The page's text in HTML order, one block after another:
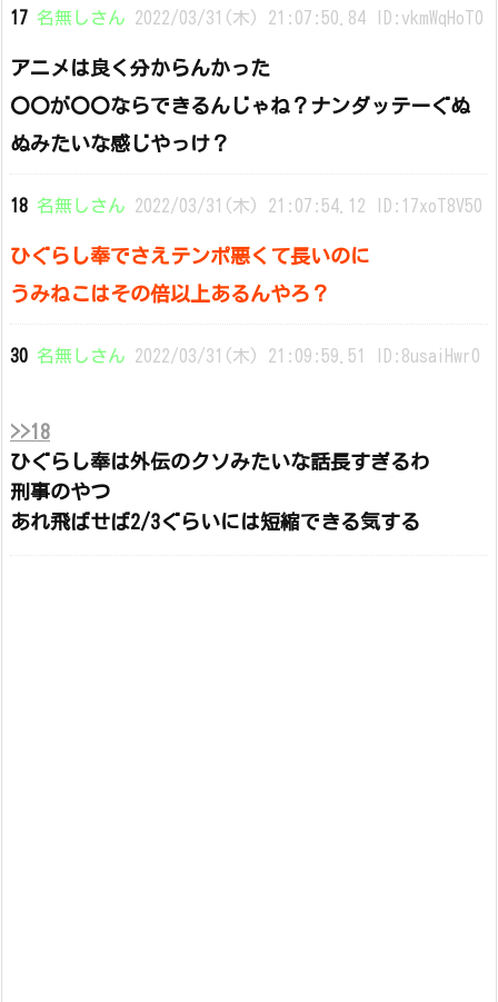
17 名無しさん 2022/03/31(木) 21:07:50.84 ID:vkmWqHoT0
アニメは良く分からんかった
〇〇が〇〇ならできるんじゃね？ナンダッテーぐぬ
ぬみたいな感じやっけ？
18 名無しさん 2022/03/31(木) 21:07:54.12 ID:17xoT8V50
ひぐらし奉でさえテンポ悪くて長いのに
うみねこはその倍以上あるんやろ？
30 名無しさん 2022/03/31(木) 21:09:59.51 ID:8usaiHwr0
>>18
ひぐらし奉は外伝のクソみたいな話長すぎるわ
刑事のやつ
あれ飛ばせば2/3ぐらいには短縮できる気する